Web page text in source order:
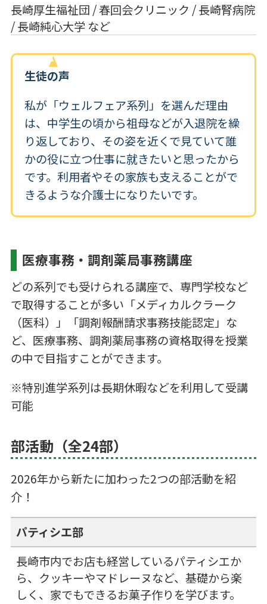
長崎厚生福祉団 / 春回会クリニック / 長崎腎病院
/ 長崎純心大学 など
生徒の声
私が「ウェルフェア系列」を選んだ理由
は、中学生の頃から祖母などが入退院を繰
り返しており、その姿を近くで見ていて誰
かの役に立つ仕事に就きたいと思ったから
です。利用者やその家族も支えることがで
きるような介護士になりたいです。
医療事務・調剤薬局事務講座
どの系列でも受けられる講座で、専門学校など
で取得することが多い「メディカルクラーク
（医科）」「調剤報酬請求事務技能認定」な
ど、医療事務、調剤薬局事務の資格取得を授業
の中で目指すことができます。
※特別進学系列は長期休暇などを利用して受講
可能
部活動（全24部）
2026年から新たに加わった2つの部活動を紹
介！
パティシエ部
長崎市内でお店も経営しているパティシエか
ら、クッキーやマドレーヌなど、基礎から楽
しく、家でもできるお菓子作りを学びます。